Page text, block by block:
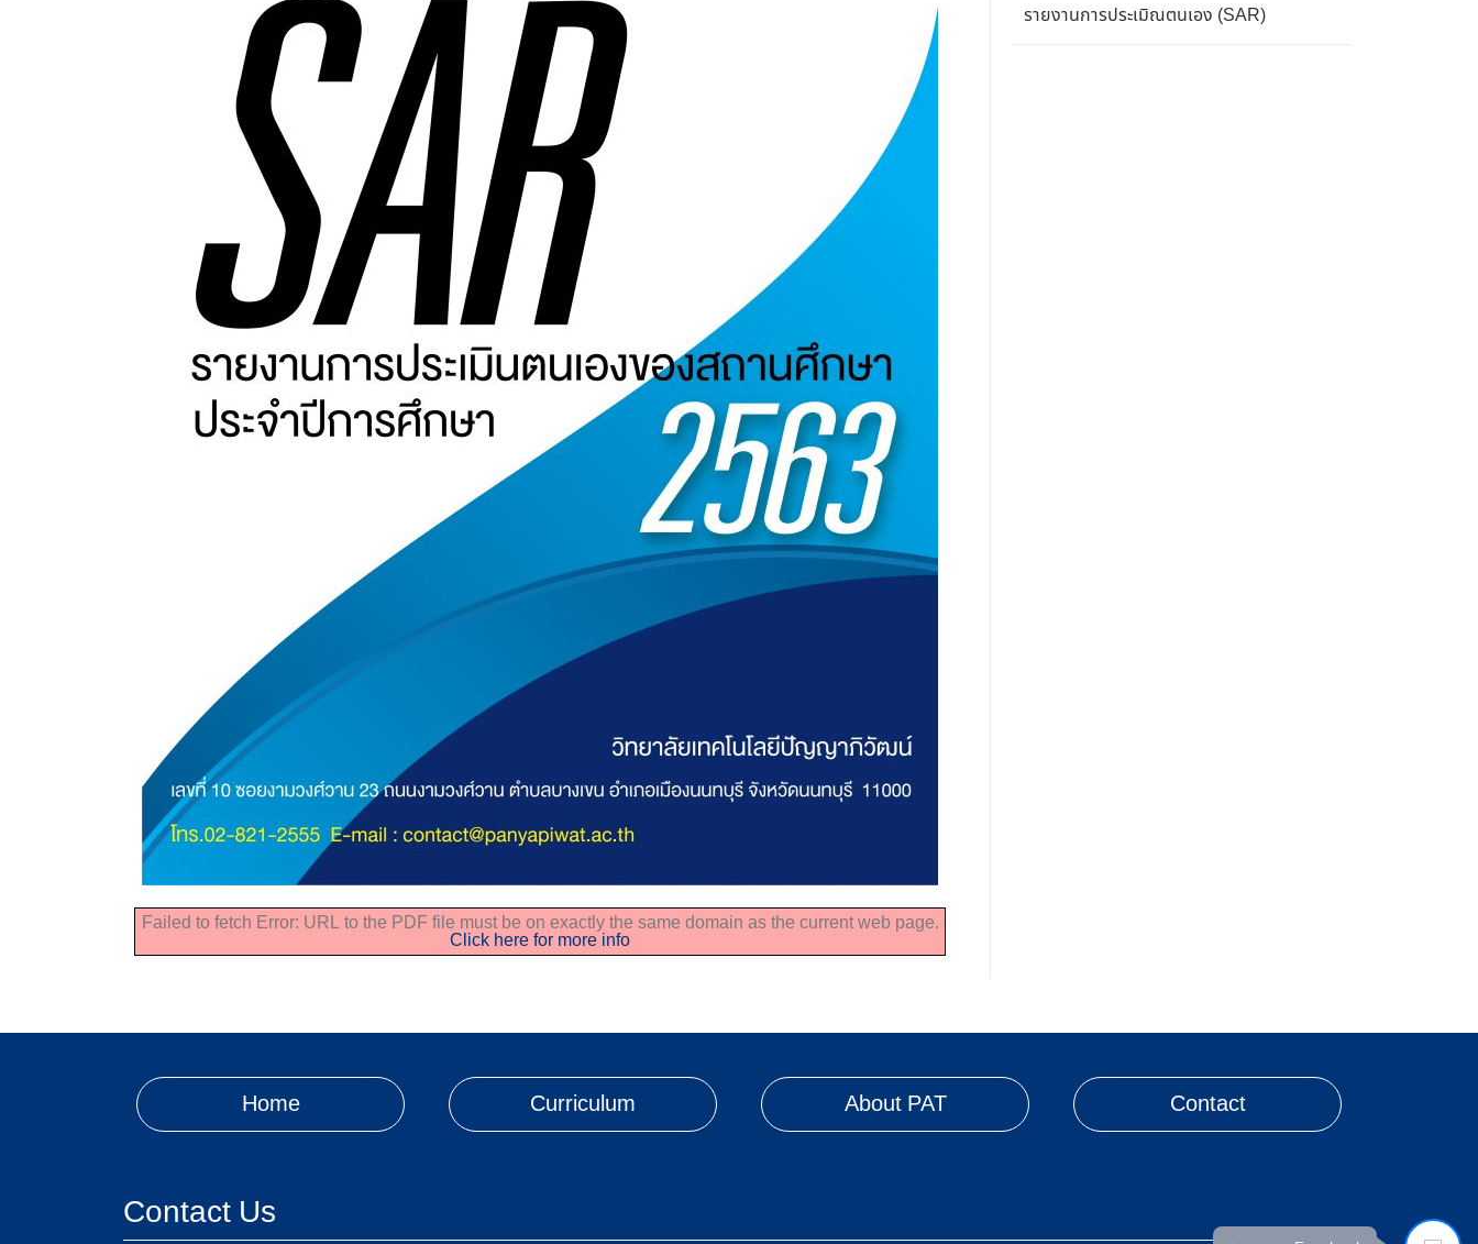
Failed to fetch Error: URL to the PDF file must be on exactly the same domain as the current web page.
Click here for more info
รายงานการประเมิณตนเอง (SAR)
Home Curriculum About PAT Contact
Contact Us